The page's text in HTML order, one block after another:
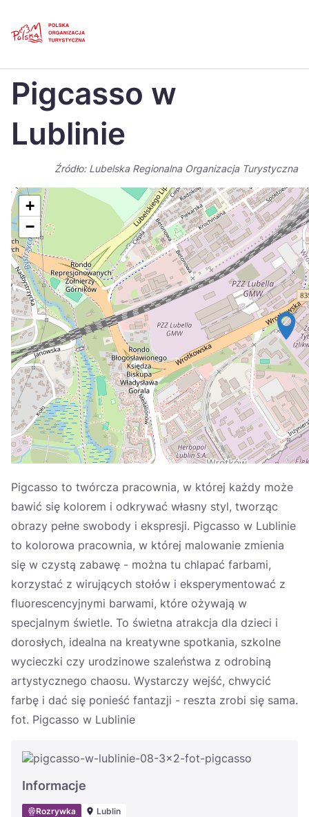
Polski
Dansk
Italiano
Nederlands 日本
Português
Suomi
Україна
Zamknij
Pigcasso w
Lublinie
Źródło: Lubelska Regionalna Organizacja Turystyczna
+
−
Pigcasso to twórcza pracownia, w której każdy może
bawić się kolorem i odkrywać własny styl, tworząc
obrazy pełne swobody i ekspresji. Pigcasso w Lublinie
to kolorowa pracownia, w której malowanie zmienia
się w czystą zabawę - można tu chlapać farbami,
korzystać z wirujących stołów i eksperymentować z
fluorescencyjnymi barwami, które ożywają w
specjalnym świetle. To świetna atrakcja dla dzieci i
dorosłych, idealna na kreatywne spotkania, szkolne
wycieczki czy urodzinowe szaleństwa z odrobiną
artystycznego chaosu. Wystarczy wejść, chwycić
farbę i dać się ponieść fantazji - reszta zrobi się sama.
fot. Pigcasso w Lublinie
Informacje
Rozrywka Lublin